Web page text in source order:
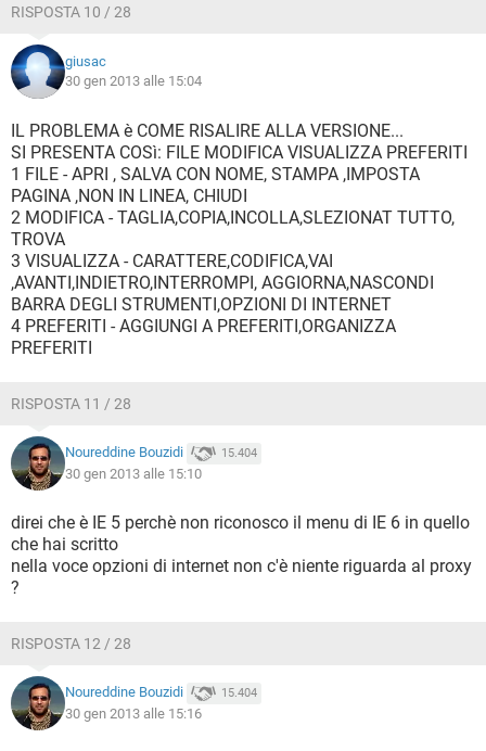
RISPOSTA 10 / 28
giusac
30 gen 2013 alle 15:04
IL PROBLEMA è COME RISALIRE ALLA VERSIONE...
SI PRESENTA COSì: FILE MODIFICA VISUALIZZA PREFERITI
1 FILE - APRI , SALVA CON NOME, STAMPA ,IMPOSTA
PAGINA ,NON IN LINEA, CHIUDI
2 MODIFICA - TAGLIA,COPIA,INCOLLA,SLEZIONAT TUTTO,
TROVA
3 VISUALIZZA - CARATTERE,CODIFICA,VAI
,AVANTI,INDIETRO,INTERROMPI, AGGIORNA,NASCONDI
BARRA DEGLI STRUMENTI,OPZIONI DI INTERNET
4 PREFERITI - AGGIUNGI A PREFERITI,ORGANIZZA
PREFERITI
RISPOSTA 11 / 28
Noureddine Bouzidi 15.404
30 gen 2013 alle 15:10
direi che è IE 5 perchè non riconosco il menu di IE 6 in quello
che hai scritto
nella voce opzioni di internet non c'è niente riguarda al proxy
?
RISPOSTA 12 / 28
Noureddine Bouzidi 15.404
30 gen 2013 alle 15:16